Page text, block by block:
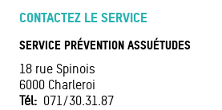
CONTACTEZ LE SERVICE
SERVICE PRÉVENTION ASSUÉTUDES
18 rue Spinois
6000 Charleroi
Tél
071/30.31.87